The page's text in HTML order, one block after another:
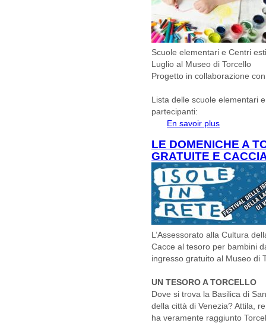
Scuole elementari e Centri
Luglio al Museo di Torcello
Progetto in collaborazione
Lista delle scuole elementari
partecipanti:
En savoir plus
LE DOMENICHE A
GRATUITE E
L’Assessorato alla Cultura
Cacce al tesoro per bambini
ingresso gratuito al Museo di
UN TESORO A TORCELLO
Dove si trova la Basilica di
della città di Venezia? Attila,
ha veramente raggiunto